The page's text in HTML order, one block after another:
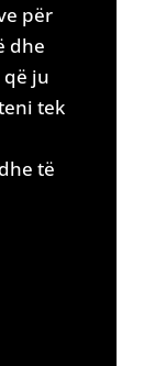
për
dhe
ju
tek
të